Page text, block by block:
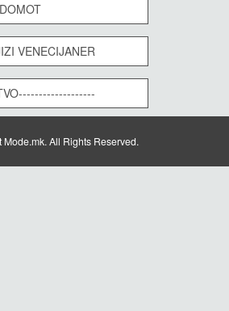
VENECIJANER
Mode.mk. All Rights Reserved.